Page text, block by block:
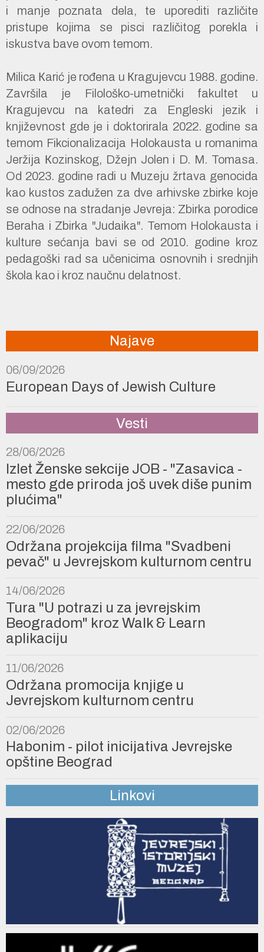
i manje poznata dela, te uporediti različite
pristupe kojima se pisci različitog porekla i
iskustva bave ovom temom.
Milica Кarić je rođena u Кragujevcu 1988. godine.
Završila je Filološko-umetnički fakultet u
Кragujevcu na katedri za Engleski jezik i
književnost gde je i doktorirala 2022. godine sa
temom Fikcionalizacija Holokausta u romanima
Jeržija Кozinskog, Džejn Jolen i D. M. Tomasa.
Od 2023. godine radi u Muzeju žrtava genocida
kao kustos zadužen za dve arhivske zbirke koje
se odnose na stradanje Jevreja: Zbirka porodice
Beraha i Zbirka "Judaika". Temom Holokausta i
kulture sećanja bavi se od 2010. godine kroz
pedagoški rad sa učenicima osnovnih i srednjih
škola kao i kroz naučnu delatnost.
Najave
06/09/2026
European Days of Jewish Culture
Vesti
28/06/2026
Izlet Ženske sekcije JOB - "Zasavica -
mesto gde priroda još uvek diše punim
plućima"
22/06/2026
Održana projekcija filma "Svadbeni
pevač" u Jevrejskom kulturnom centru
14/06/2026
Tura "U potrazi u za jevrejskim
Beogradom" kroz Walk & Learn
aplikaciju
11/06/2026
Održana promocija knjige u
Jevrejskom kulturnom centru
02/06/2026
Habonim - pilot inicijativa Jevrejske
opštine Beograd
Linkovi